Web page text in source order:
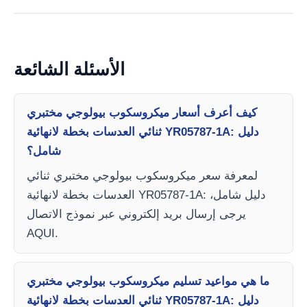
الأسئلة الشائعة
كيف أعرف أسعار ميكروسكوب بيولوجي مختبري
ثنائي العدسات بخطة لانهائية YR05787-1A: دليل
شامل؟
لمعرفة سعر ميكروسكوب بيولوجي مختبري ثنائي
العدسات بخطة لانهائية YR05787-1A: دليل شامل،
يرجى إرسال بريد إلكتروني عبر نموذج الاتصال
AQUI.
ما هي مواعيد تسليم ميكروسكوب بيولوجي مختبري
ثنائي العدسات بخطة لانهائية YR05787-1A: دليل